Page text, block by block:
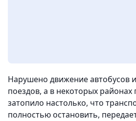
Нарушено движение автобусов
поездов, а в некоторых районах
затопило настолько, что
полностью остановить,